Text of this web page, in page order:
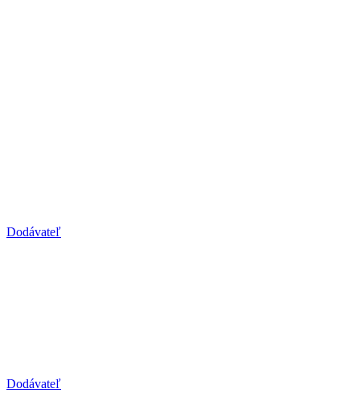
Dodávateľ
Dodávateľ